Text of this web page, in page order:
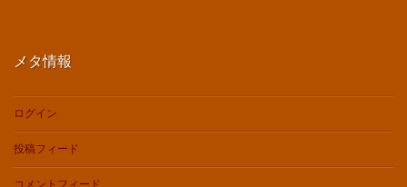
メタ情報
ログイン
投稿フィード